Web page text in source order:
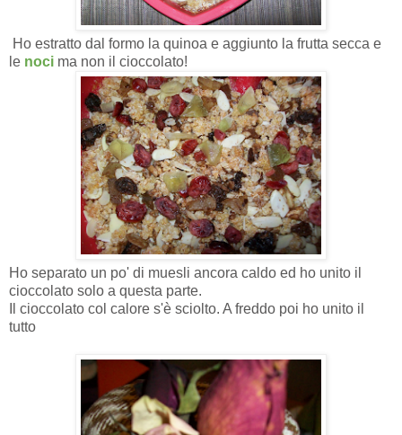
Ho estratto dal formo la quinoa e aggiunto la frutta secca e
le noci ma non il cioccolato!
Ho separato un po' di muesli ancora caldo ed ho unito il
cioccolato solo a questa parte.
Il cioccolato col calore s'è sciolto. A freddo poi ho unito il
tutto